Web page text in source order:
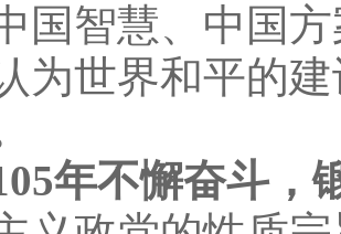
国智慧、中国
为世界和平的
不懈奋斗，